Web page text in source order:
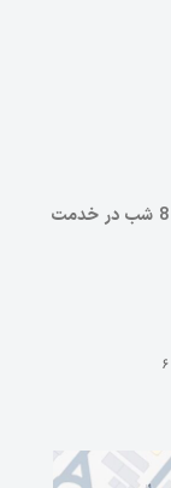
همه روزه حتی ایام تعطیل از ساعت 8 صبح الی 8 شب در خدمت